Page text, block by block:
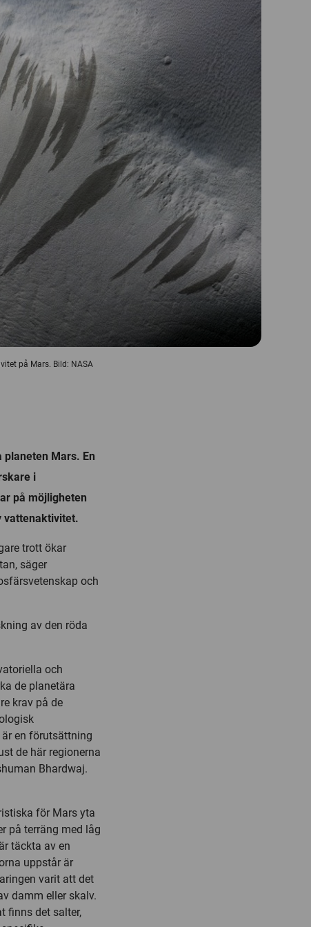
på Mars. Bild: NASA
Mars. En
i
på möjligheten
vattenaktivitet.
trott ökar
säger
och
av den röda
och
de planetära
krav på de
en förutsättning
de här regionerna
Bhardwaj.
för Mars yta
på terräng med låg
täckta av en
uppstår är
varit att det
damm eller skalv.
finns det salter,